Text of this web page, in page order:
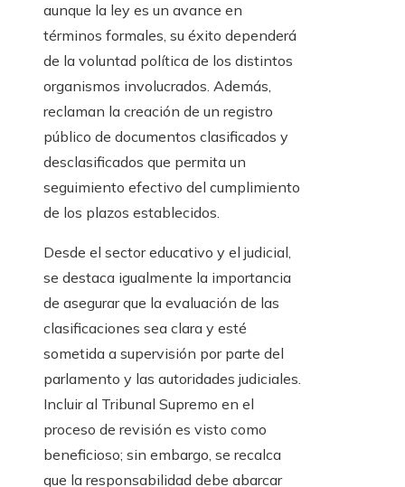
aunque la ley es un avance en
términos formales, su éxito dependerá
de la voluntad política de los distintos
organismos involucrados. Además,
reclaman la creación de un registro
público de documentos clasificados y
desclasificados que permita un
seguimiento efectivo del cumplimiento
de los plazos establecidos.
Desde el sector educativo y el judicial,
se destaca igualmente la importancia
de asegurar que la evaluación de las
clasificaciones sea clara y esté
sometida a supervisión por parte del
parlamento y las autoridades judiciales.
Incluir al Tribunal Supremo en el
proceso de revisión es visto como
beneficioso; sin embargo, se recalca
que la responsabilidad debe abarcar